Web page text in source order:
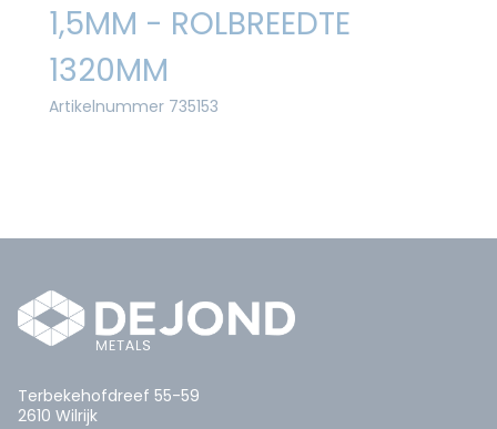
1,5MM - ROLBREEDTE
1320MM
Artikelnummer 735153
Terbekehofdreef 55-59
2610 Wilrijk